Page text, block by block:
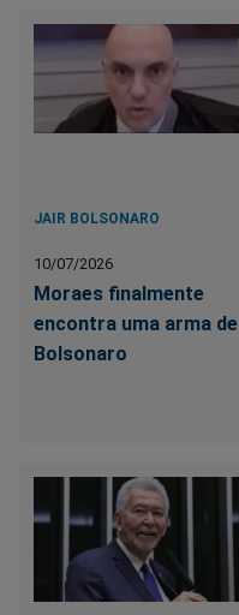
JAIR BOLSONARO
10/07/2026
Moraes finalmente
encontra uma arma de
Bolsonaro